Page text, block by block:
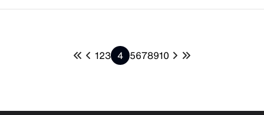
123 4 5678910